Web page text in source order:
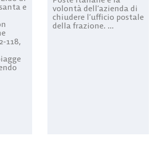
e
118,
volontà dell’azienda di
chiudere l’ufficio postale
della frazione. ...